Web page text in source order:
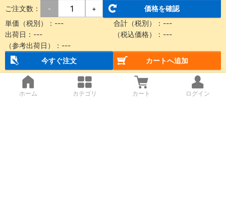
ご注文数： - +
価格を確認
単価（税別）： --- 合計（税別）： ---
出荷日： --- （税込価格）： ---
（参考出荷日）： ---
今すぐ注文
カートへ追加
ホーム カテゴリ カート ログイン